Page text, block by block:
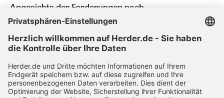
Angesichts der Forderungen nach
Demokratisierungsprozessen in der Kirche wird
immer angeführt, dass für die Kirche ein anderes
Baugesetz gelte und man in den Stiftungswillen
Jesu nicht eingreifen könne. Ist das eine
theologisch schlüssige Argumentation? Wenn man
von der Schöpfungsordnung her argumentiert,